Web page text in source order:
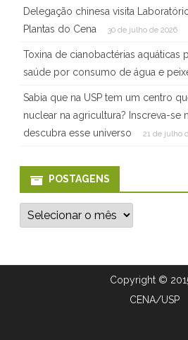
Delegação chinesa visita
Plantas do Cena
30 de julho de 2026
Toxina de cianobactérias aquáticas
saúde por consumo de água e
Sabia que na USP tem um centro
nuclear na agricultura? Inscreva-se
descubra esse universo
21 de julho
POSTAGENS
P
s
g
Copyright ©
CENA/USP